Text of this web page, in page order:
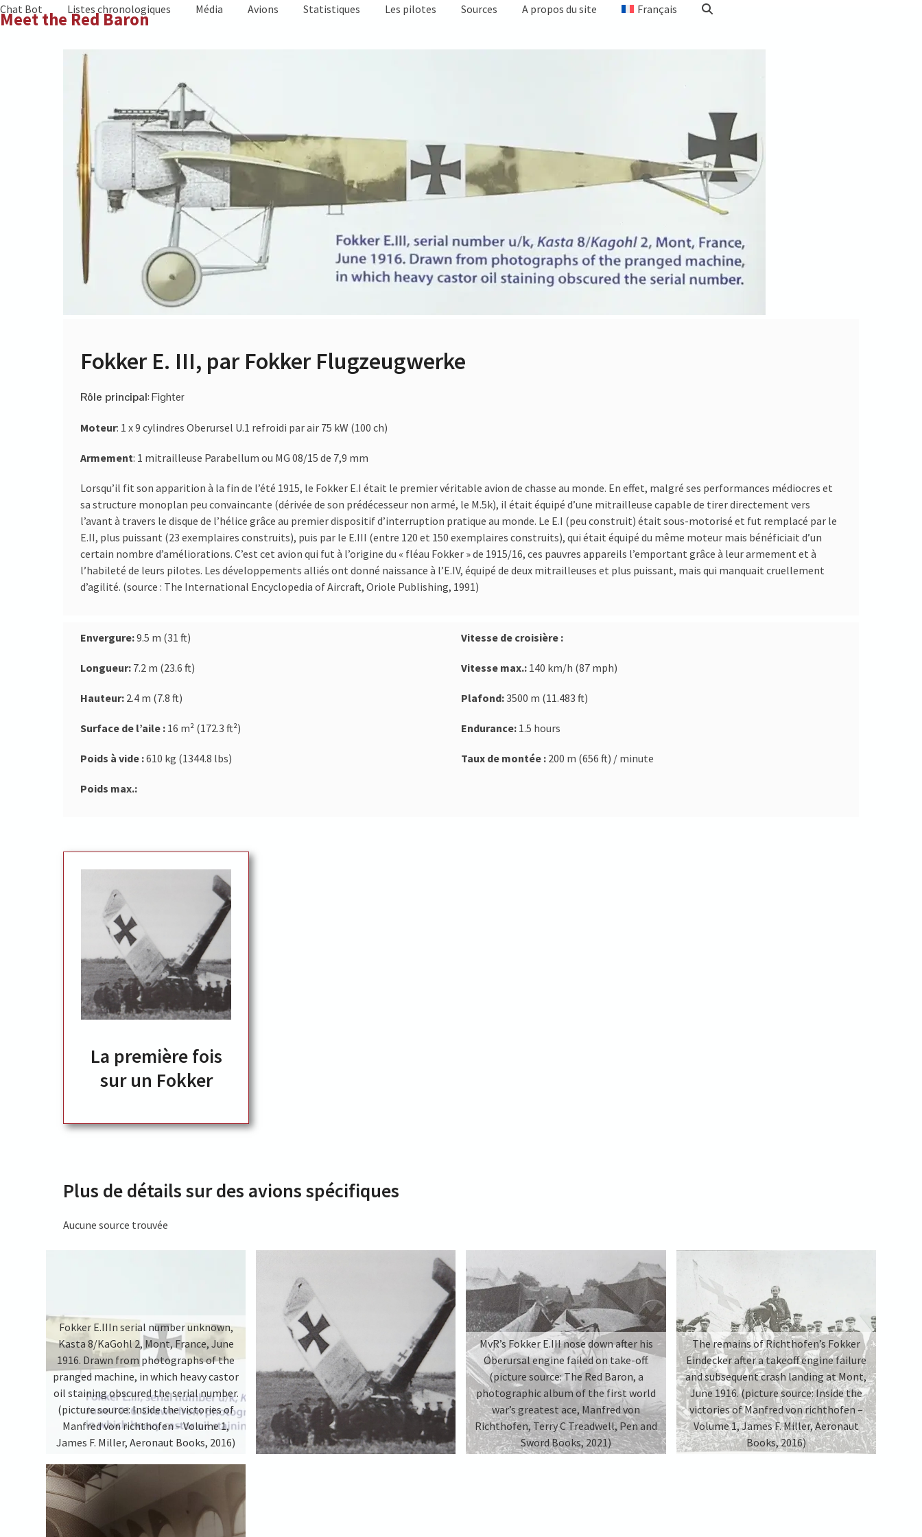
Skip
to
Meet the Red Baron
Chat Bot Listes chronologiques Média Avions Statistiques Les pilotes Sources A propos du site Français
Fokker E. III, par Fokker Flugzeugwerke
Rôle principal: Fighter
Moteur: 1 x 9 cylindres Oberursel U.1 refroidi par air 75 kW (100 ch)
Armement: 1 mitrailleuse Parabellum ou MG 08/15 de 7,9 mm
Lorsqu’il fit son apparition à la fin de l’été 1915, le Fokker E.I était le premier véritable avion de chasse au monde. En effet, malgré ses performances médiocres et
sa structure monoplan peu convaincante (dérivée de son prédécesseur non armé, le M.5k), il était équipé d’une mitrailleuse capable de tirer directement vers
l’avant à travers le disque de l’hélice grâce au premier dispositif d’interruption pratique au monde. Le E.I (peu construit) était sous-motorisé et fut remplacé par le
E.II, plus puissant (23 exemplaires construits), puis par le E.III (entre 120 et 150 exemplaires construits), qui était équipé du même moteur mais bénéficiait d’un
certain nombre d’améliorations. C’est cet avion qui fut à l’origine du « fléau Fokker » de 1915/16, ces pauvres appareils l’emportant grâce à leur armement et à
l’habileté de leurs pilotes. Les développements alliés ont donné naissance à l’E.IV, équipé de deux mitrailleuses et plus puissant, mais qui manquait cruellement
d’agilité. (source : The International Encyclopedia of Aircraft, Oriole Publishing, 1991)
Envergure:9.5 m (31 ft)
Longueur: 7.2 m (23.6 ft)
Hauteur: 2.4 m (7.8 ft)
Surface de l’aile : 16 m² (172.3 ft²)
Poids à vide :610 kg (1344.8 lbs)
Poids max.:
Vitesse de croisière :
Vitesse max.: 140 km/h (87 mph)
Plafond:3500 m (11.483 ft)
Endurance: 1.5 hours
Taux de montée : 200 m (656 ft) / minute
La première fois
sur un Fokker
Plus de détails sur des avions spécifiques
Aucune source trouvée
Fokker E.IIIn serial number unknown,
Kasta 8/KaGohl 2, Mont, France, June
1916. Drawn from photographs of the
pranged machine, in which heavy castor
oil staining obscured the serial number.
(picture source: Inside the victories of
Manfred von richthofen – Volume 1,
James F. Miller, Aeronaut Books, 2016)
MvR’s Fokker E.III nose down after his
Oberursal engine failed on take-off.
(picture source: The Red Baron, a
photographic album of the first world
war’s greatest ace, Manfred von
Richthofen, Terry C Treadwell, Pen and
Sword Books, 2021)
The remains of Richthofen’s Fokker
Eindecker after a takeoff engine failure
and subsequent crash landing at Mont,
June 1916. (picture source: Inside the
victories of Manfred von richthofen –
Volume 1, James F. Miller, Aeronaut
Books, 2016)